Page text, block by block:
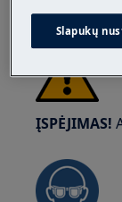
kraštų.
ĮSPĖJIMAS!
Slapukų